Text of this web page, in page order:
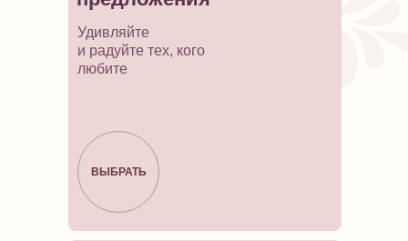
ВЫБРАТЬ
Удивляйте
и радуйте тех, кого
любите